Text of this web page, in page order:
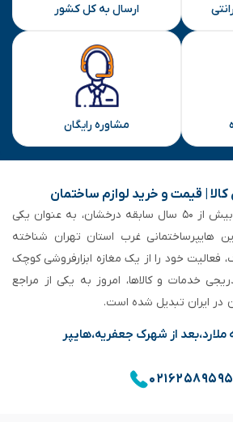
ارسال به کل کشور
مشاوره رایگان
| قیمت و خرید لوازم ساختمان
هایپر ساختمانی خاجی‌ با بیش از ۵۰ سال سابقه‌ درخشان، به عنوان یکی
هایپرساختمانی‌ غرب استان تهران شناخته
فعالیت خود را از یک مغازه ابزارفروشی کوچک
خدمات و کالاها، امروز به یکی از مراجع
ایران تبدیل شده است.
از شهرک جعفریه،هایپر
۰۲۱۶۲۵۸۹۵۹۵